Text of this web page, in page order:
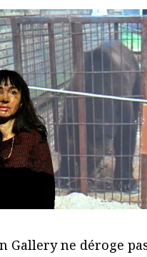
Gallery ne déroge